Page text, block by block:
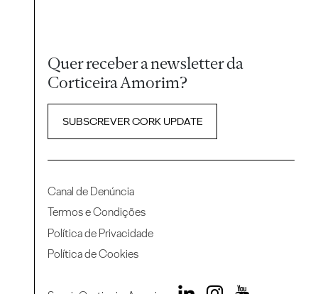
Quer receber a newsletter da
Corticeira Amorim?
SUBSCREVER CORK UPDATE
Canal de Denúncia
Termos e Condições
Política de Privacidade
Política de Cookies